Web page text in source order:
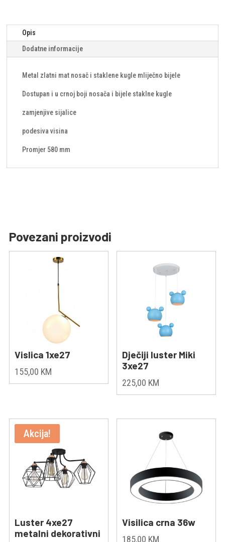
Opis
Dodatne informacije
Metal zlatni mat nosač i staklene kugle mliječno bijele
Dostupan i u crnoj boji nosača i bijele staklne kugle
zamjenjive sijalice
podesiva visina
Promjer 580 mm
Povezani proizvodi
Vislica 1xe27
155,00 KM
Dječiji luster Miki
3xe27
225,00 KM
Akcija!
Luster 4xe27
metalni dekorativni
Visilica crna 36w
185,00 KM